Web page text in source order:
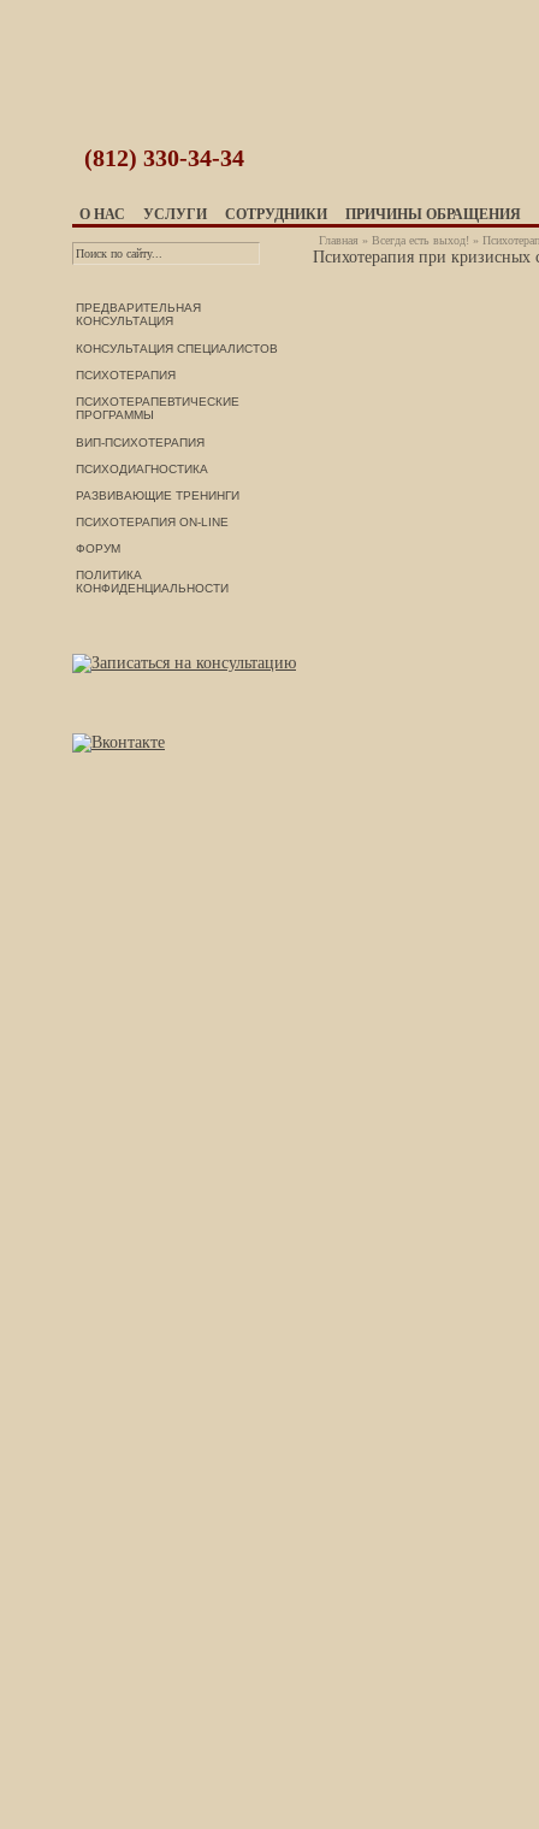
(812) 330-34-34
О НАС УСЛУГИ СОТРУДНИКИ ПРИЧИНЫ ОБРАЩЕНИЯ
ПРЕДВАРИТЕЛЬНАЯ
КОНСУЛЬТАЦИЯ
КОНСУЛЬТАЦИЯ СПЕЦИАЛИСТОВ
ПСИХОТЕРАПИЯ
ПСИХОТЕРАПЕВТИЧЕСКИЕ
ПРОГРАММЫ
ВИП-ПСИХОТЕРАПИЯ
ПСИХОДИАГНОСТИКА
РАЗВИВАЮЩИЕ ТРЕНИНГИ
ПСИХОТЕРАПИЯ ON-LINE
ФОРУМ
ПОЛИТИКА
КОНФИДЕНЦИАЛЬНОСТИ
Главная » Всегда есть выход! »
Психотерапия при кризисных